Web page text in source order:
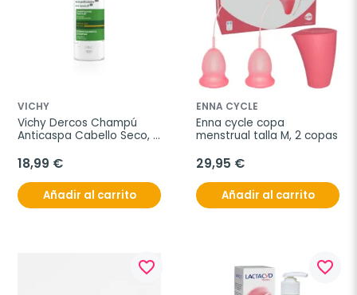
VICHY
Vichy Dercos Champú
Anticaspa Cabello Seco,
18,99 €
Añadir al carrito
ENNA CYCLE
Enna cycle copa
menstrual talla M, 2 copas
29,95 €
Añadir al carrito
favorite_border favorite_border